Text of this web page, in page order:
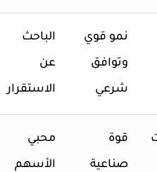
نمو قوي
وتوافق
شرعي
الباحث
عن
الاستقرار
قوة
صناعية
محبي
الأسهم